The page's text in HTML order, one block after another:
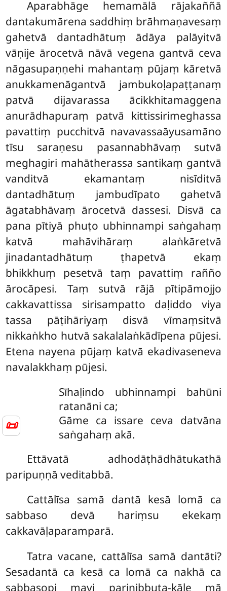
📜
Aparabhāge hemamālā rājakaññā
dantakumārena saddhiṃ brāhmaṇavesaṃ
gahetvā dantadhātuṃ ādāya palāyitvā
vāṇije ārocetvā nāvā vegena gantvā ceva
nāgasupaṇṇehi mahantaṃ pūjaṃ kāretvā
anukkamenāgantvā jambukoḷapaṭṭanaṃ
patvā dijavarassa ācikkhitamaggena
anurādhapuraṃ patvā kittissirimeghassa
pavattiṃ pucchitvā navavassaāyusamāno
tīsu saraṇesu pasannabhāvaṃ sutvā
meghagiri mahātherassa santikaṃ gantvā
vanditvā ekamantaṃ nisīditvā
dantadhātuṃ jambudīpato gahetvā
āgatabhāvaṃ ārocetvā dassesi. Disvā ca
pana pītiyā phuṭo ubhinnampi saṅgahaṃ
katvā mahāvihāraṃ alaṅkāretvā
jinadantadhātuṃ ṭhapetvā ekaṃ
bhikkhuṃ pesetvā taṃ pavattiṃ rañño
ārocāpesi. Taṃ sutvā rājā pītipāmojjo
cakkavattissa sirisampatto daḷiddo viya
tassa pāṭihāriyaṃ disvā vīmaṃsitvā
nikkaṅkho hutvā sakalalaṅkādīpena pūjesi.
Etena nayena pūjaṃ katvā ekadivaseneva
navalakkhaṃ pūjesi.
Sīhaḷindo ubhinnampi bahūni
ratanāni ca;
Gāme ca issare ceva datvāna
saṅgahaṃ akā.
Ettāvatā adhodāṭhādhātukathā
paripuṇṇā veditabbā.
Cattālīsa samā dantā kesā lomā ca
sabbaso devā hariṃsu ekekaṃ
cakkavāḷaparamparā.
Tatra vacane, cattālīsa samā dantāti?
Sesadantā ca kesā ca lomā ca nakhā ca
sabbasopi mayi parinibbuta-kāle mā